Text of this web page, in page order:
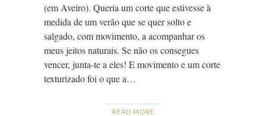
(em Aveiro). Queria um corte que estivesse à
medida de um verão que se quer solto e
salgado, com movimento, a acompanhar os
meus jeitos naturais. Se não os consegues
vencer, junta-te a eles! E movimento e um corte
texturizado foi o que a…
READ MORE